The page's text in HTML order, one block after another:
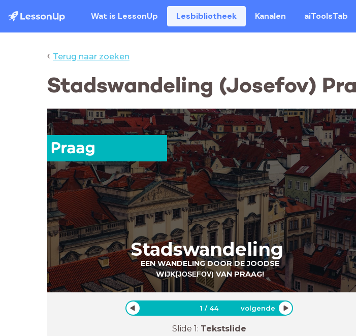
Wat is LessonUp Lesbibliotheek Kanalen aiToolsTab
‹ Terug naar zoeken
Stadswandeling (Josefov)
Praag
Stadswandeling
EEN WANDELING DOOR DE JOODSE
WIJK(JOSEFOV)VANPRAAG!
1 / 44 volgende
Slide 1: Tekstslide